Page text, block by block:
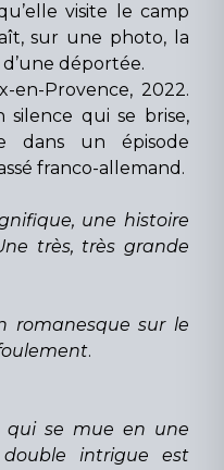
visite le camp
sur une photo, la
déportée.
en-Provence, 2022.
qui se brise,
dans un épisode
franco-allemand.
une histoire
très, très grande
romanesque sur le
.
qui se mue en une
intrigue est